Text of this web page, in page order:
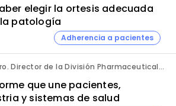
elegir la ortesis adecuada
patología
Adherencia a pacientes
Daniel Londero. Director de la División Pharmaceuticals. Bayer de México.
que une pacientes,
y sistemas de salud